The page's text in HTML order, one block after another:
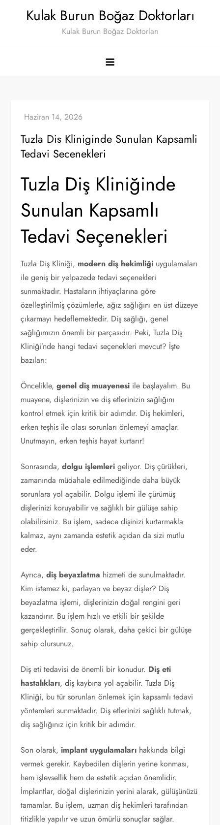
Kulak Burun Boğaz Doktorları
Kulak Burun Boğaz Doktorları
Tuzla Dis Kliniginde Sunulan Kapsamli
Tedavi Secenekleri
Tuzla Diş Kliniğinde
Sunulan Kapsamlı
Tedavi Seçenekleri
Tuzla Diş Kliniği, modern diş hekimliği uygulamaları
ile geniş bir yelpazede tedavi seçenekleri
sunmaktadır. Hastaların ihtiyaçlarına göre
özelleştirilmiş çözümlerle, ağız sağlığını en üst düzeye
çıkarmayı hedeflemektedir. Diş sağlığı, genel
sağlığımızın önemli bir parçasıdır. Peki, Tuzla Diş
Kliniği’nde hangi tedavi seçenekleri mevcut? İşte
bazıları:
Öncelikle,genel diş muayenesi ile başlayalım. Bu
muayene, dişlerinizin ve diş etlerinizin sağlığını
kontrol etmek için kritik bir adımdır. Diş hekimleri,
erken teşhis ile olası sorunları önlemeyi amaçlar.
Unutmayın, erken teşhis hayat kurtarır!
Sonrasında,dolgu işlemleri geliyor. Diş çürükleri,
zamanında müdahale edilmediğinde daha büyük
sorunlara yol açabilir. Dolgu işlemi ile çürümüş
dişlerinizi koruyabilir ve sağlıklı bir gülüşe sahip
olabilirsiniz. Bu işlem, sadece dişinizi kurtarmakla
kalmaz, aynı zamanda estetik açıdan da sizi mutlu
eder.
Ayrıca,diş beyazlatma hizmeti de sunulmaktadır.
Kim istemez ki, parlayan ve beyaz dişler? Diş
beyazlatma işlemi, dişlerinizin doğal rengini geri
kazandırır. Bu işlem hızlı ve etkili bir şekilde
gerçekleştirilir. Sonuç olarak, daha çekici bir gülüşe
sahip olursunuz.
Diş eti tedavisi de önemli bir konudur. Diş eti
hastalıkları, diş kaybına yol açabilir. Tuzla Diş
Kliniği, bu tür sorunları önlemek için kapsamlı tedavi
yöntemleri sunmaktadır. Diş etlerinizi sağlıklı tutmak,
diş sağlığınız için kritik bir adımdır.
Son olarak, implant uygulamaları hakkında bilgi
vermek gerekir. Kaybedilen dişlerin yerine konması,
hem işlevsellik hem de estetik açıdan önemlidir.
İmplantlar, doğal dişlerinizin yerini alarak, gülüşünüzü
tamamlar. Bu işlem, uzman diş hekimleri tarafından
titizlikle yapılır ve uzun ömürlü sonuçlar sağlar.